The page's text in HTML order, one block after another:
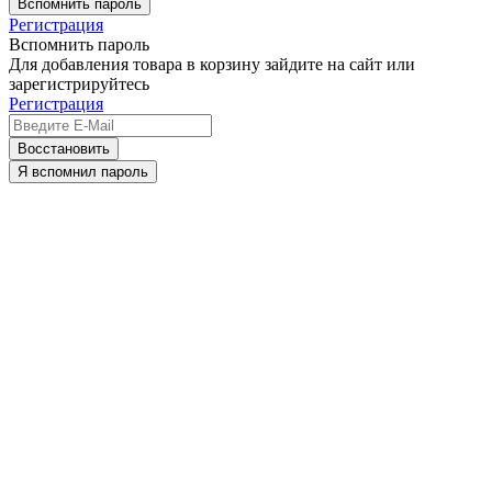
Вспомнить пароль
Регистрация
Вспомнить пароль
Для добавления товара в корзину зайдите на сайт или
зарегистрируйтесь
Регистрация
Восстановить
Я вспомнил пароль